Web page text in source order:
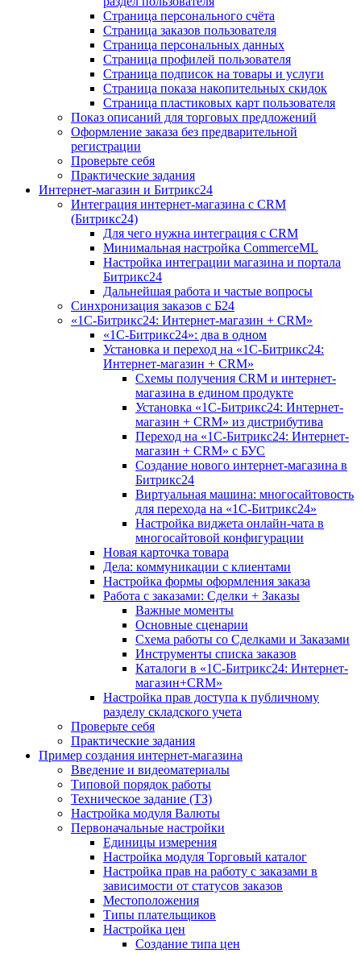
Страница персонального счёта
Страница заказов пользователя
Страница персональных данных
Страница профилей пользователя
Страница подписок на товары и услуги
Страница показа накопительных скидок
Страница пластиковых карт пользователя
Показ описаний для торговых предложений
Оформление заказа без предварительной
регистрации
Проверьте себя
Практические задания
Интернет-магазин и Битрикс24
Интеграция интернет-магазина с CRM
(Битрикс24)
Для чего нужна интеграция с CRM
Минимальная настройка CommerceML
Настройка интеграции магазина и портала
Битрикс24
Дальнейшая работа и частые вопросы
Синхронизация заказов с Б24
«1С-Битрикс24: Интернет-магазин + CRM»
«1С-Битрикс24»: два в одном
Установка и переход на «1С-Битрикс24:
Интернет-магазин + CRM»
Схемы получения CRM и интернет-
магазина в едином продукте
Установка «1С-Битрикс24: Интернет-
магазин + CRM» из дистрибутива
Переход на «1С-Битрикс24: Интернет-
магазин + CRM» с БУС
Создание нового интернет-магазина в
Битрикс24
Виртуальная машина: многосайтовость
для перехода на «1С-Битрикс24»
Настройка виджета онлайн-чата в
многосайтовой конфигурации
Новая карточка товара
Дела: коммуникации с клиентами
Настройка формы оформления заказа
Работа с заказами: Сделки + Заказы
Важные моменты
Основные сценарии
Схема работы со Сделками и Заказами
Инструменты списка заказов
Каталоги в «1С-Битрикс24: Интернет-
магазин+CRM»
Настройка прав доступа к публичному
разделу складского учета
Проверьте себя
Практические задания
Пример создания интернет-магазина
Введение и видеоматериалы
Типовой порядок работы
Техническое задание (ТЗ)
Настройка модуля Валюты
Первоначальные настройки
Единицы измерения
Настройка модуля Торговый каталог
Настройка прав на работу с заказами в
зависимости от статусов заказов
Местоположения
Типы плательщиков
Настройка цен
Создание типа цен